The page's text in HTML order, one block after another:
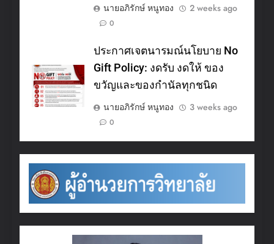
นายอภิรักษ์ หนูทอง
2 weeks ago
0
ประกาศเจตนารมณ์นโยบาย No
Gift Policy: งดรับ งดให้ ของ
ขวัญและของกำนัลทุกชนิด
นายอภิรักษ์ หนูทอง
3 weeks ago
0